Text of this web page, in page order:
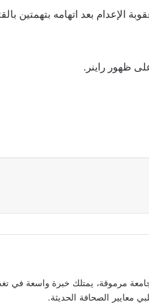
الإعدام بعد اتهامه بتهمتين
مرموقة، يمتلك خبرة واسعة في
معايير الصحافة الحديثة.